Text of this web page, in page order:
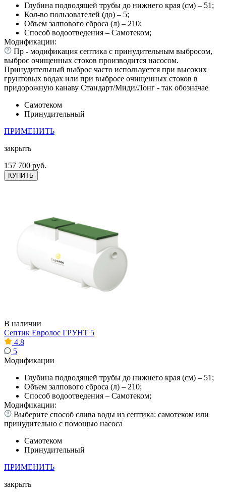
Глубина подводящей трубы до нижнего края (см) – 51;
Кол-во пользователей (до) – 5;
Объем залпового сброса (л) – 210;
Способ водоотведения – Самотеком;
Модификации:
Пр - модификация септика с принудительным выбросом,
выброс очищенных стоков производится насосом.
Принудительный выброс часто используется при высоких
грунтовых водах или при выбросе очищенных стоков в
придорожную канаву Стандарт/Миди/Лонг - так обозначае
Самотеком
Принудительный
ПРИМЕНИТЬ
закрыть
157 700 руб.
КУПИТЬ
В наличии
Септик Евролос ГРУНТ 5
4.8
5
Модификации
Глубина подводящей трубы до нижнего края (см) – 51;
Объем залпового сброса (л) – 210;
Способ водоотведения – Самотеком;
Модификации:
Выберите способ слива воды из септика: самотеком или
принудительно с помощью насоса
Самотеком
Принудительный
ПРИМЕНИТЬ
закрыть